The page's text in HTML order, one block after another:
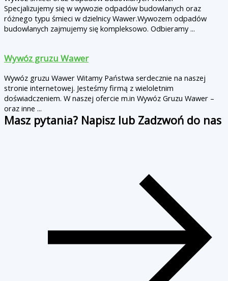
Specjalizujemy się w wywozie odpadów budowlanych oraz
różnego typu śmieci w dzielnicy Wawer.Wywozem odpadów
budowlanych zajmujemy się kompleksowo. Odbieramy ...
Wywóz gruzu Wawer
Wywóz gruzu Wawer Witamy Państwa serdecznie na naszej
stronie internetowej. Jesteśmy firmą z wieloletnim
doświadczeniem. W naszej ofercie m.in Wywóz Gruzu Wawer –
oraz inne ...
Masz pytania? Napisz lub Zadzwoń do nas